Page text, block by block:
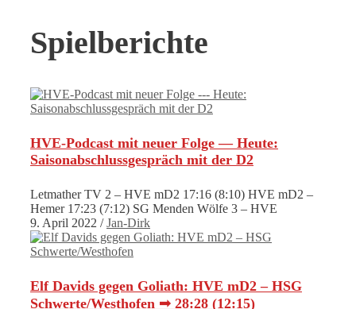
Spielberichte
HVE-Podcast mit neuer Folge — Heute:
Saisonabschlussgespräch mit der D2
Letmather TV 2 – HVE mD2 17:16 (8:10) HVE mD2 –
Hemer 17:23 (7:12) SG Menden Wölfe 3 – HVE
9. April 2022 /Jan-Dirk
Elf Davids gegen Goliath: HVE mD2 – HSG
Schwerte/Westhofen ➟ 28:28 (12:15)